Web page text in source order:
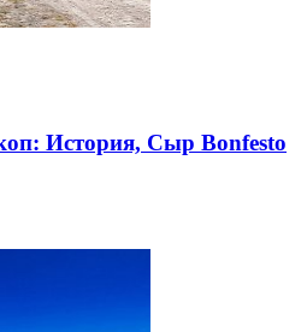
История, Сыр Bonfesto